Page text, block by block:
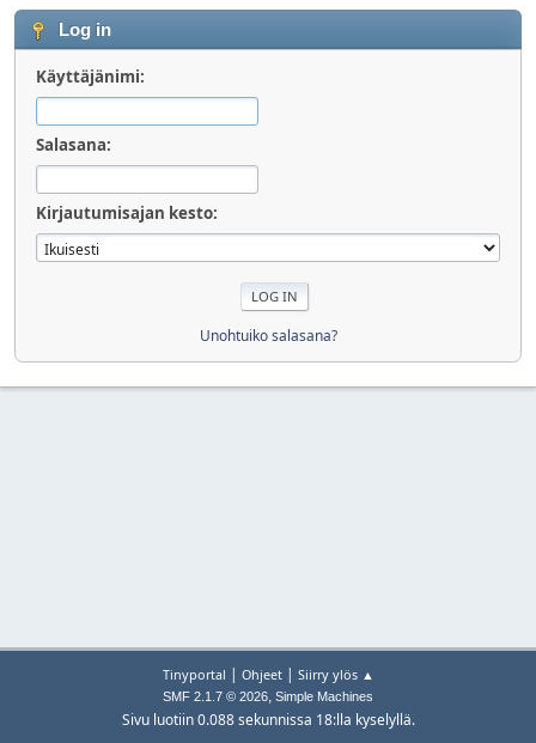
Log in
Käyttäjänimi:
Salasana:
Kirjautumisajan kesto:
Unohtuiko salasana?
Tinyportal | Ohjeet| Siirry ylös ▲
SMF 2.1.7 © 2026, Simple Machines
Sivu luotiin 0.088 sekunnissa 18:lla kyselyllä.